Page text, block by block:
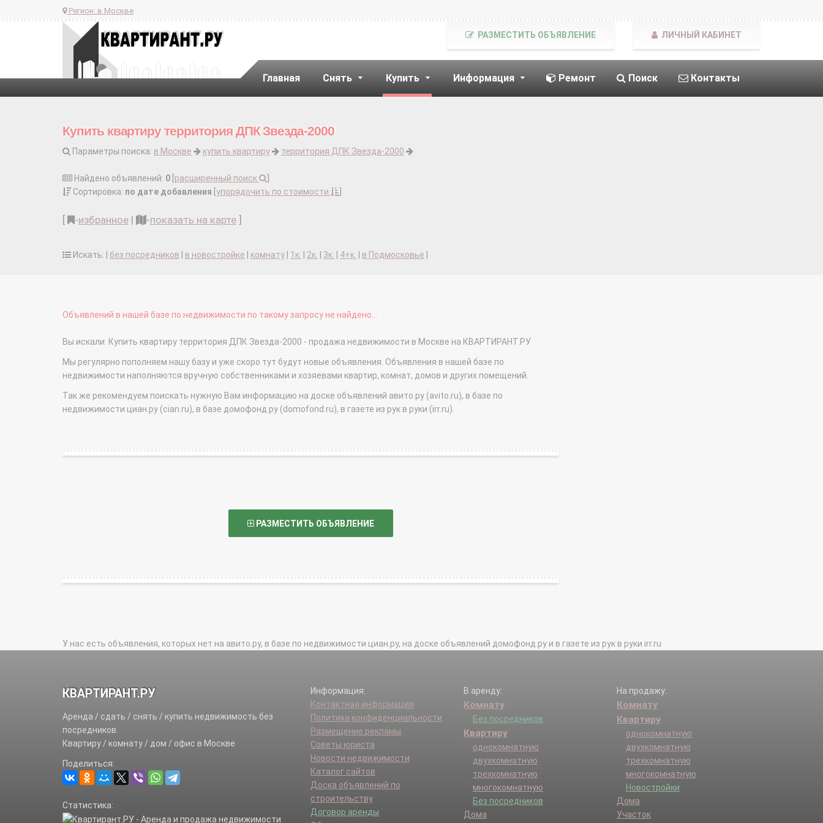
Регион: в Москве
Главная Снять Купить Информация Ремонт Поиск Контакты
РАЗМЕСТИТЬ ОБЪЯВЛЕНИЕ ЛИЧНЫЙ КАБИНЕТ
Купить квартиру территория ДПК Звезда-2000
Параметры поиска: в Москве купить квартиру территория ДПК Звезда-2000
Найдено объявлений: 0 расширенный поиск
Сортировка: по дате добавления упорядочить по стоимости
-избранное | -показать на карте
Искать: | без посредников в новостройке комнату 1к. 2к. 3к. 4+к. в Подмосковье
Объявлений в нашей базе по недвижимости по такому запросу не найдено...
Вы искали: Купить квартиру территория ДПК Звезда-2000 - продажа недвижимости в Москве на КВАРТИРАНТ.РУ
Мы регулярно пополняем нашу базу и уже скоро тут будут новые объявления. Объявления в нашей базе по
недвижимости наполняются вручную собственниками и хозяевами квартир, комнат, домов и других помещений.
Так же рекомендуем поискать нужную Вам информацию на доске объявлений авито.ру (avito.ru), в базе по
недвижимости циан.ру (cian.ru), в базе домофонд.ру (domofond.ru), в газете из рук в руки (irr.ru).
РАЗМЕСТИТЬ ОБЪЯВЛЕНИЕ
У нас есть объявления, которых нет на авито.ру, в базе по недвижимости циан.ру, на доске объявлений домофонд.ру и в газете из рук в руки irr.ru
КВАРТИРАНТ.РУ
Аренда / сдать / снять / купить недвижимость без
посредников.
Квартиру / комнату / дом / офис в Москве
Поделиться:
Статистика:
Информация:
Контактная информация
Политика конфиденциальности
Размещение рекламы
Советы юриста
Новости недвижимости
Каталог сайтов
Доска объявлений по
строительству
Договор аренды
В аренду:
Комнату
Без посредников
Квартиру
однокомнатную
двухкомнатную
трехкомнатную
многокомнатную
Без посредников
Дома
На продажу:
Комнату
Квартиру
однокомнатную
двухкомнатную
трехкомнатную
многокомнатную
Новостройки
Дома
Участок